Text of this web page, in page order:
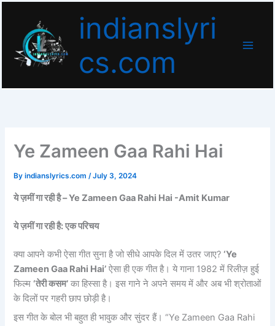
content
indianslyri
cs.com
Ye Zameen Gaa Rahi Hai
Byindianslyrics.com/July 3, 2024
ये ज़मीं गा रही है –Ye Zameen Gaa Rahi Hai -Amit Kumar
ये ज़मीं गा रही है: एक परिचय
क्या आपने कभी ऐसा गीत सुना है जो सीधे आपके दिल में उतर जाए? ‘Ye
Zameen Gaa Rahi Hai’ ऐसा ही एक गीत है। ये गाना 1982 में रिलीज़ हुई
फिल्म ‘तेरी कसम’ का हिस्सा है। इस गाने ने अपने समय में और अब भी श्रोताओं
के दिलों पर गहरी छाप छोड़ी है।
इस गीत के बोल भी बहुत ही भावुक और सुंदर हैं। “Ye Zameen Gaa Rahi